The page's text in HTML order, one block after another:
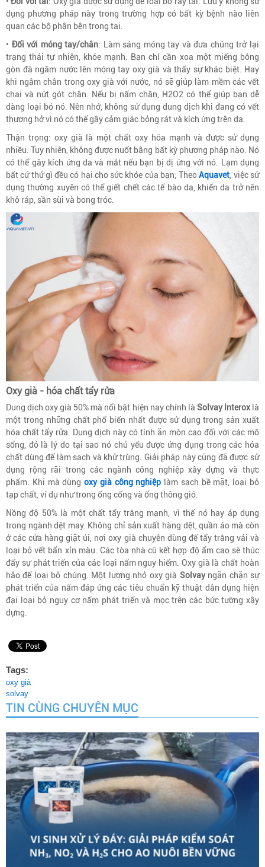
dụng phương pháp này trong trường hợp có bất kỳ bệnh nào liên
quan các bộ phận bên trong tai.
• Đối với móng tay/chân: Làm sáng móng tay và đưa chúng trở lại
trạng thái tự nhiên, khỏe mạnh. Bạn chỉ cần xoa một miếng bông
gòn đã ngâm nước lên móng tay oxy già và thấy sự khác biệt. Hay
khi ngâm chân trong oxy già với nước, nó sẽ giúp làm mềm các vết
chai và nứt gót chân. Nếu bị nấm chân, H2O2 có thể giúp bạn dễ
dàng loại bỏ nó. Nên nhớ, không sử dụng dung dịch khi đang có vết
thương hở vì nó có thể gây cảm giác bỏng rát và kích ứng trên da.
Thận trọng: oxy già là một chất oxy hóa mạnh và được sử dụng
nhiều. Tuy nhiên, không được nuốt bằng bất kỳ phương pháp nào. Nó
có thể gây kích ứng da và mắt nếu bạn bị dị ứng với nó. Lạm dụng
bất cứ thứ gì đều có hại cho sức khỏe của bạn; TheoAquavet , việc sử
dụng thường xuyên có thể giết chết các tế bào da, khiến da trở nên
khô ráp, sần sùi và bong tróc.
Oxy già - hóa chất tẩy rửa
Dung dịch oxy già 50% mà nổi bật hiện nay chính là Solvay Interoxlà
một trong những chất phổ biến nhất được sử dụng trong sản xuất
hóa chất tẩy rửa. Dung dịch này có tính ăn mòn cao đối với các mô
sống, đó là lý do tại sao nó chủ yếu được ứng dụng trong các hóa
chất dùng để làm sạch và khử trùng. Giải pháp này cũng đã được sử
dụng rộng rãi trong các ngành công nghiệp xây dựng và thực
phẩm. Khi mà dùngoxy già công nghiệp làm sạch bề mặt, loại bỏ
tạp chất, ví dụ như trong ống cống và ống thông gió.
Nồng độ 50% là một chất tẩy trắng mạnh, vì thế nó hay áp dụng
trong ngành dệt may. Không chỉ sản xuất hàng dệt, quần áo mà còn
ở các cửa hàng giặt ủi, nơi oxy già chuyên dùng để tẩy trắng vải và
loại bỏ vết bẩn xỉn màu. Các tòa nhà cũ kết hợp độ ẩm cao sẽ thúc
đẩy sự phát triển của các loại nấm nguy hiểm. Oxy già là chất hoàn
hảo để loại bỏ chúng. Một lượng nhỏ oxy già Solvayngăn chặn sự
phát triển của nấm đáp ứng các tiêu chuẩn kỹ thuật dân dụng hiện
đại loại bỏ nguy cơ nấm phát triển và mọc trên các bức tường xây
dựng.
Tags:
oxy già
solvay
TIN CÙNG CHUYÊN MỤC